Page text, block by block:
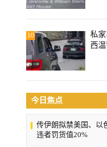
10
私
西
今日焦点
传伊朗拟禁美国、以
违者罚货值20%